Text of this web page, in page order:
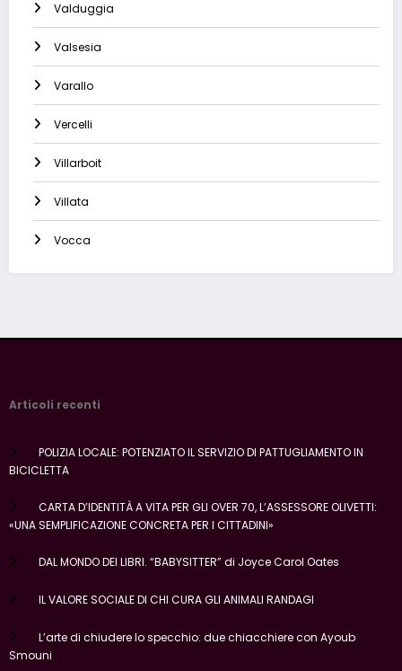
Valduggia
Valsesia
Varallo
Vercelli
Villarboit
Villata
Vocca
Articoli recenti
POLIZIA LOCALE: POTENZIATO IL SERVIZIO DI PATTUGLIAMENTO IN
BICICLETTA
CARTA D’IDENTITÀ A VITA PER GLI OVER 70, L’ASSESSORE OLIVETTI:
«UNA SEMPLIFICAZIONE CONCRETA PER I CITTADINI»
DAL MONDO DEI LIBRI. “BABYSITTER” di Joyce Carol Oates
IL VALORE SOCIALE DI CHI CURA GLI ANIMALI RANDAGI
L’arte di chiudere lo specchio: due chiacchiere con Ayoub
Smouni